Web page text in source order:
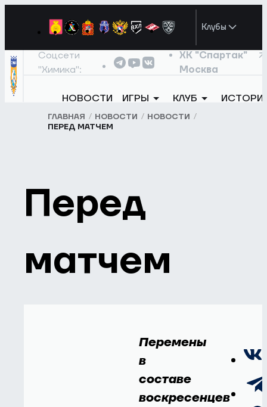
Клубы
Соцсети
"Химика":
ХК "Спартак"
Москва
НОВОСТИ ИГРЫ КЛУБ
ГЛАВНАЯ НОВОСТИ
НОВОСТИ
ПЕРЕД МАТЧЕМ
Перед
матчем
Перемены
в
составе
воскресенцев